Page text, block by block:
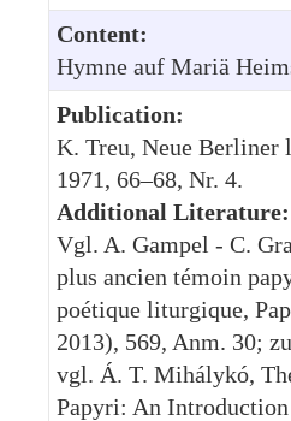
Content:
Hymne auf Mariä
Publication:
K. Treu, Neue Berliner
1971, 66–68, Nr. 4.
Additional Literature:
Vgl. A. Gampel - C.
plus ancien témoin
poétique liturgique,
2013), 569, Anm. 30;
vgl. Á. T. Mihálykó,
Papyri: An